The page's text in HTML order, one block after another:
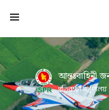
আন্তঃবাহিনী
প্রতিরক্ষা মন্ত্রণালয়